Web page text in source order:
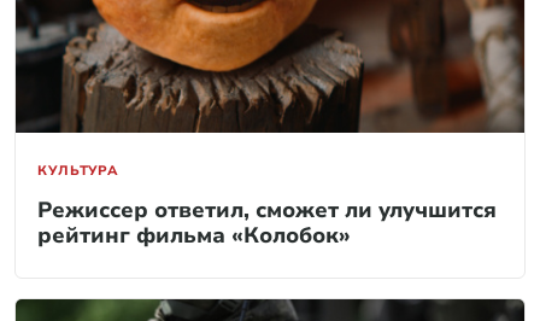
КУЛЬТУРА
Режиссер ответил, сможет ли улучшится
рейтинг фильма «Колобок»